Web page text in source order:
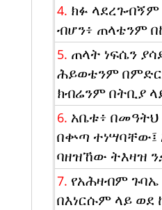
4. ክፉ
ብሆን፥ ጠላቴንም
5. ጠላት ነፍሴን
ሕይወቴንም በምድር
ክብሬንም በትቢያ
6. አቤቱ፥
በቍጣ ተነሣባቸው፤
ባዘዝኸው ትእዛዝ
7. የአሕዛብም ጉባኤ
በእነርሱም ላይ ወደ